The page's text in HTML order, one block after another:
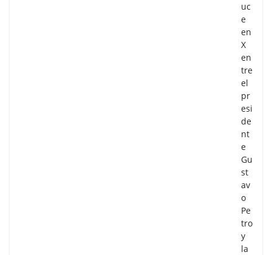
uc
e
en
X
en
tre
el
pr
esi
de
nt
e
Gu
st
av
o
Pe
tro
y
la